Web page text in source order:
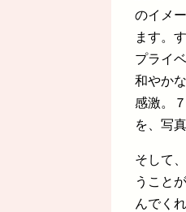
のイメ
ます。
プライ
和やか
感激。
を、写
そして
うこと
んでく